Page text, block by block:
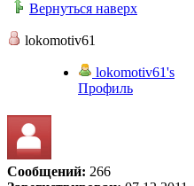
Вернуться наверх
lokomotiv61
lokomotiv61's
Профиль
Сообщений: 266